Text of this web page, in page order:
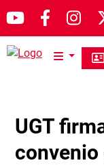
Pasar al contenido
UGT
convenio